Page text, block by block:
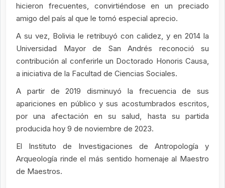
hicieron frecuentes, convirtiéndose en un preciado
amigo del país al que le tomó especial aprecio.
A su vez, Bolivia le retribuyó con calidez, y en 2014 la
Universidad Mayor de San Andrés reconoció su
contribución al conferirle un Doctorado Honoris Causa,
a iniciativa de la Facultad de Ciencias Sociales.
A partir de 2019 disminuyó la frecuencia de sus
apariciones en público y sus acostumbrados escritos,
por una afectación en su salud, hasta su partida
producida hoy 9 de noviembre de 2023.
El Instituto de Investigaciones de Antropología y
Arqueología rinde el más sentido homenaje al Maestro
de Maestros.